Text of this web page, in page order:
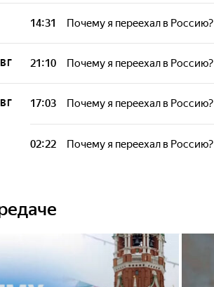
14:31 Почему я переехал в Россию?
21:10 Почему я переехал в Россию?
17:03 Почему я переехал в Россию?
02:22 Почему я переехал в Россию?